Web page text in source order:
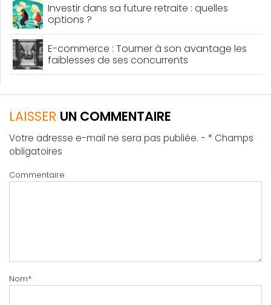
Investir dans sa future retraite : quelles
options ?
E-commerce : Tourner à son avantage les
faiblesses de ses concurrents
LAISSER UN COMMENTAIRE
Votre adresse e-mail ne sera pas publiée. - * Champs
obligatoires
Commentaire
Nom*